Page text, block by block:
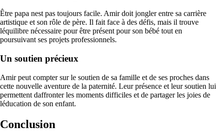
Être papa nest pas toujours facile. Amir doit jongler entre sa carrière
artistique et son rôle de père. Il fait face à des défis, mais il trouve
léquilibre nécessaire pour être présent pour son bébé tout en
poursuivant ses projets professionnels.
Un soutien précieux
Amir peut compter sur le soutien de sa famille et de ses proches dans
cette nouvelle aventure de la paternité. Leur présence et leur soutien lui
permettent daffronter les moments difficiles et de partager les joies de
léducation de son enfant.
Conclusion